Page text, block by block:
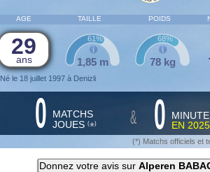
AGE TAILLE POIDS
29
ans
Né le 18 juillet 1997 à Denizli
1,85 m
61%
78 kg
68%
0 MATCHS
JOUES (*) & 0
EN
(*) Matchs officiels et
Donnez votre avis sur Alperen